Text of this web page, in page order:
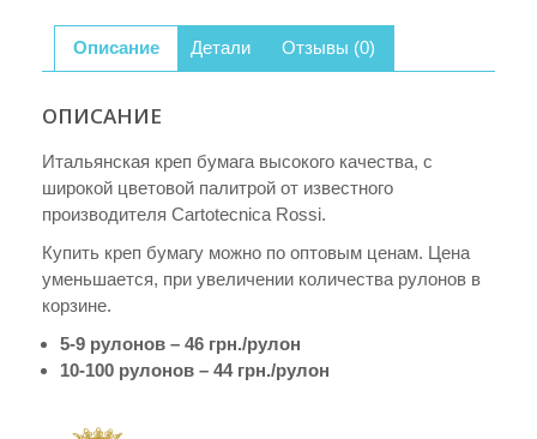
гр.
Описание Детали Отзывы (0)
ОПИСАНИЕ
Итальянская креп бумага высокого качества, с
широкой цветовой палитрой от известного
производителя Cartotecnica Rossi.
Купить креп бумагу можно по оптовым ценам. Цена
уменьшается, при увеличении количества рулонов в
корзине.
5-9 рулонов – 46 грн./рулон
10-100 рулонов – 44 грн./рулон